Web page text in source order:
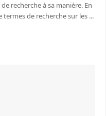
recherche à sa manière. En
de recherche sur les ...